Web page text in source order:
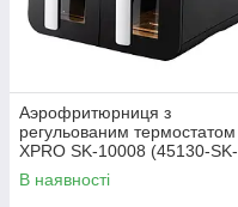
Аэрофритюрниця з
регульованим термостатом
XPRO SK-10008 (45130-SK-
10008_3417)
В наявності